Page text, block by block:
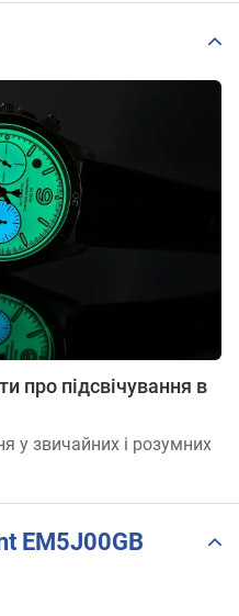
про підсвічування в
у звичайних і розумних
EM5J00GB